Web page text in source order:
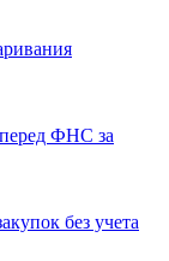
перед ФНС за
без учета